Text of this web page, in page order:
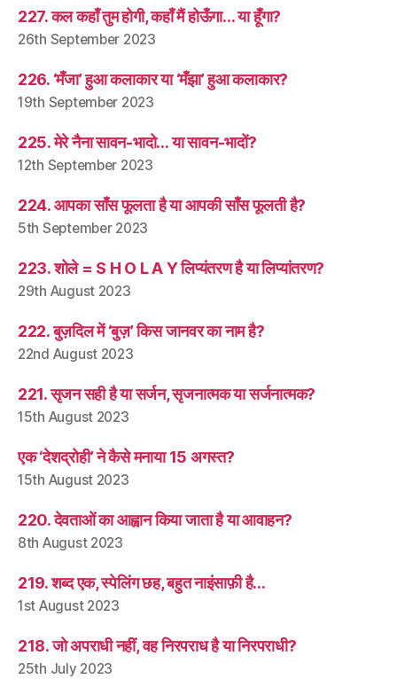
227. कल कहाँ तुम होगी, कहाँ मैं होऊँगा… या हूँगा?
26th September 2023
226. ‘मँजा’ हुआ कलाकार या ‘मँझा’ हुआ कलाकार?
19th September 2023
225. मेरे नैना सावन-भादो… या सावन-भादों?
12th September 2023
224. आपका साँस फूलता है या आपकी साँस फूलती है?
5th September 2023
223. शोले = S H O L A Y लिप्यंतरण है या लिप्यांतरण?
29th August 2023
222. बुज़दिल में ‘बुज़’ किस जानवर का नाम है?
22nd August 2023
221. सृजन सही है या सर्जन, सृजनात्मक या सर्जनात्मक?
15th August 2023
एक ‘देशद्रोही’ ने कैसे मनाया 15 अगस्त?
15th August 2023
220. देवताओं का आह्वान किया जाता है या आवाहन?
8th August 2023
219. शब्द एक, स्पेलिंग छह, बहुत नाइंसाफ़ी है…
1st August 2023
218. जो अपराधी नहीं, वह निरपराध है या निरपराधी?
25th July 2023